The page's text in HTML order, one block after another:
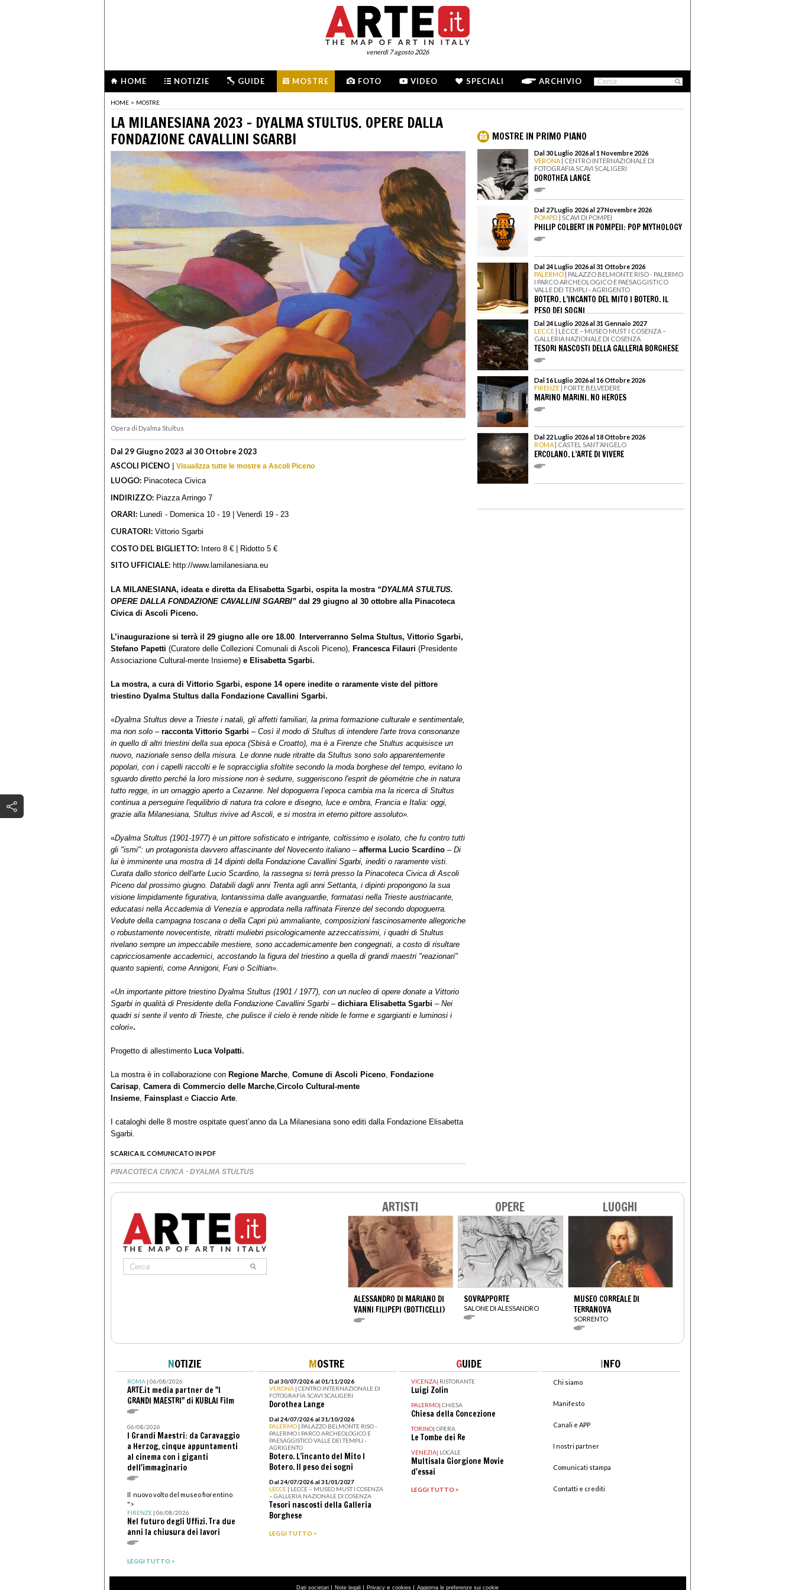
venerdì 7 agosto 2026
HOME NOTIZIE GUIDE MOSTRE FOTO VIDEO SPECIALI ARCHIVIO
HOME > MOSTRE
LA MILANESIANA 2023 - DYALMA STULTUS. OPERE DALLA
FONDAZIONE CAVALLINI SGARBI
Opera di Dyalma Stultus
Dal 29 Giugno 2023 al 30 Ottobre 2023
ASCOLI PICENO | Visualizza tutte le mostre a Ascoli Piceno
LUOGO: Pinacoteca Civica
INDIRIZZO: Piazza Arringo 7
ORARI: Lunedì - Domenica 10 - 19 | Venerdì 19 - 23
CURATORI: Vittorio Sgarbi
COSTO DEL BIGLIETTO: Intero 8 € | Ridotto 5 €
SITO UFFICIALE: http://www.lamilanesiana.eu
LA MILANESIANA, ideata e diretta da Elisabetta Sgarbi, ospita la mostra “DYALMA STULTUS.
OPERE DALLA FONDAZIONE CAVALLINI SGARBI” dal 29 giugno al 30 ottobre alla Pinacoteca
Civica di Ascoli Piceno.
L’inaugurazione si terrà il 29 giugno alle ore 18.00. Interverranno Selma Stultus, Vittorio Sgarbi,
Stefano Papetti (Curatore delle Collezioni Comunali di Ascoli Piceno), Francesca Filauri (Presidente
Associazione Cultural-mente Insieme) e Elisabetta Sgarbi.
La mostra, a cura di Vittorio Sgarbi, espone 14 opere inedite o raramente viste del pittore
triestino Dyalma Stultus dalla Fondazione Cavallini Sgarbi.
«Dyalma Stultus deve a Trieste i natali, gli affetti familiari, la prima formazione culturale e sentimentale,
ma non solo – racconta Vittorio Sgarbi – Così il modo di Stultus di intendere l'arte trova consonanze
in quello di altri triestini della sua epoca (Sbisà e Croatto), ma è a Firenze che Stultus acquisisce un
nuovo, nazionale senso della misura. Le donne nude ritratte da Stultus sono solo apparentemente
popolari, con i capelli raccolti e le sopracciglia sfoltite secondo la moda borghese del tempo, evitano lo
sguardo diretto perché la loro missione non è sedurre, suggeriscono l'esprit de géométrie che in natura
tutto regge, in un omaggio aperto a Cezanne. Nel dopoguerra l’epoca cambia ma la ricerca di Stultus
continua a perseguire l'equilibrio di natura tra colore e disegno, luce e ombra, Francia e Italia: oggi,
grazie alla Milanesiana, Stultus rivive ad Ascoli, e si mostra in eterno pittore assoluto».
«Dyalma Stultus (1901-1977) è un pittore sofisticato e intrigante, coltissimo e isolato, che fu contro tutti
gli "ismi": un protagonista davvero affascinante del Novecento italiano – afferma Lucio Scardino – Di
lui è imminente una mostra di 14 dipinti della Fondazione Cavallini Sgarbi, inediti o raramente visti.
Curata dallo storico dell'arte Lucio Scardino, la rassegna si terrà presso la Pinacoteca Civica di Ascoli
Piceno dal prossimo giugno. Databili dagli anni Trenta agli anni Settanta, i dipinti propongono la sua
visione limpidamente figurativa, lontanissima dalle avanguardie, formatasi nella Trieste austriacante,
educatasi nella Accademia di Venezia e approdata nella raffinata Firenze del secondo dopoguerra.
Vedute della campagna toscana o della Capri più ammaliante, composizioni fascinosamente allegoriche
o robustamente novecentiste, ritratti muliebri psicologicamente azzeccatissimi, i quadri di Stultus
rivelano sempre un impeccabile mestiere, sono accademicamente ben congegnati, a costo di risultare
capricciosamente accademici, accostando la figura del triestino a quella di grandi maestri "reazionari"
quanto sapienti, come Annigoni, Funi o Sciltian».
«Un importante pittore triestino Dyalma Stultus (1901 / 1977), con un nucleo di opere donate a Vittorio
Sgarbi in qualità di Presidente della Fondazione Cavallini Sgarbi – dichiara Elisabetta Sgarbi – Nei
quadri si sente il vento di Trieste, che pulisce il cielo è rende nitide le forme e sgargianti e luminosi i
colori».
Progetto di allestimento Luca Volpatti.
La mostra è in collaborazione con Regione Marche, Comune di Ascoli Piceno, Fondazione
Carisap, Camera di Commercio delle Marche,Circolo Cultural-mente
Insieme, Fainsplast e Ciaccio Arte.
I cataloghi delle 8 mostre ospitate quest’anno da La Milanesiana sono editi dalla Fondazione Elisabetta
Sgarbi.
SCARICA IL COMUNICATO IN PDF
PINACOTECA CIVICA · DYALMA STULTUS
MOSTRE IN PRIMO PIANO
Dal 30 Luglio 2026 al 1 Novembre 2026
VERONA | CENTRO INTERNAZIONALE DI
FOTOGRAFIA SCAVI SCALIGERI
DOROTHEA LANGE
Dal 27 Luglio 2026 al 27 Novembre 2026
POMPEI | SCAVI DI POMPEI
PHILIP COLBERT IN POMPEII: POP MYTHOLOGY
Dal 24 Luglio 2026 al 31 Ottobre 2026
PALERMO | PALAZZO BELMONTE RISO - PALERMO
I PARCO ARCHEOLOGICO E PAESAGGISTICO
VALLE DEI TEMPLI - AGRIGENTO
BOTERO. L’INCANTO DEL MITO I BOTERO. IL
PESO DEI SOGNI
Dal 24 Luglio 2026 al 31 Gennaio 2027
LECCE | LECCE – MUSEO MUST I COSENZA –
GALLERIA NAZIONALE DI COSENZA
TESORI NASCOSTI DELLA GALLERIA BORGHESE
Dal 16 Luglio 2026 al 16 Ottobre 2026
FIRENZE | FORTE BELVEDERE
MARINO MARINI. NO HEROES
Dal 22 Luglio 2026 al 18 Ottobre 2026
ROMA | CASTEL SANT’ANGELO
ERCOLANO. L’ARTE DI VIVERE
ARTISTI
ALESSANDRO DI MARIANO DI
VANNI FILIPEPI (BOTTICELLI)
OPERE
SOVRAPPORTE
SALONE DI ALESSANDRO
LUOGHI
MUSEO CORREALE DI
TERRANOVA
SORRENTO
NOTIZIE
ROMA| 06/08/2026
ARTE.it media partner de "I
GRANDI MAESTRI" di KUBLAI Film
06/08/2026
I Grandi Maestri: da Caravaggio
a Herzog, cinque appuntamenti
al cinema con i giganti
dell'immaginario
Il nuovo volto del museo fiorentino
">
FIRENZE| 06/08/2026
Nel futuro degli Uffizi. Tra due
anni la chiusura dei lavori
LEGGI TUTTO >
MOSTRE
Dal 30/07/2026 al 01/11/2026
VERONA | CENTRO INTERNAZIONALE DI
FOTOGRAFIA SCAVI SCALIGERI
Dorothea Lange
Dal 24/07/2026 al 31/10/2026
PALERMO | PALAZZO BELMONTE RISO -
PALERMO I PARCO ARCHEOLOGICO E
PAESAGGISTICO VALLE DEI TEMPLI -
AGRIGENTO
Botero. L’incanto del Mito I
Botero. Il peso dei sogni
Dal 24/07/2026 al 31/01/2027
LECCE | LECCE – MUSEO MUST I COSENZA
– GALLERIA NAZIONALE DI COSENZA
Tesori nascosti della Galleria
Borghese
LEGGI TUTTO >
GUIDE
VICENZA| RISTORANTE
Luigi Zolin
PALERMO| CHIESA
Chiesa della Concezione
TORINO| OPERA
Le Tombe dei Re
VENEZIA| LOCALE
Multisala Giorgione Movie
d'essai
LEGGI TUTTO >
INFO
Chi siamo
Manifesto
Canali e APP
I nostri partner
Comunicati stampa
Contatti e crediti
Dati societari Note legali Privacy e cookies Aggiorna le preferenze sui cookie